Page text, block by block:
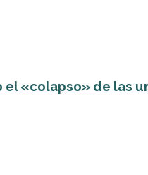
el «colapso» de las